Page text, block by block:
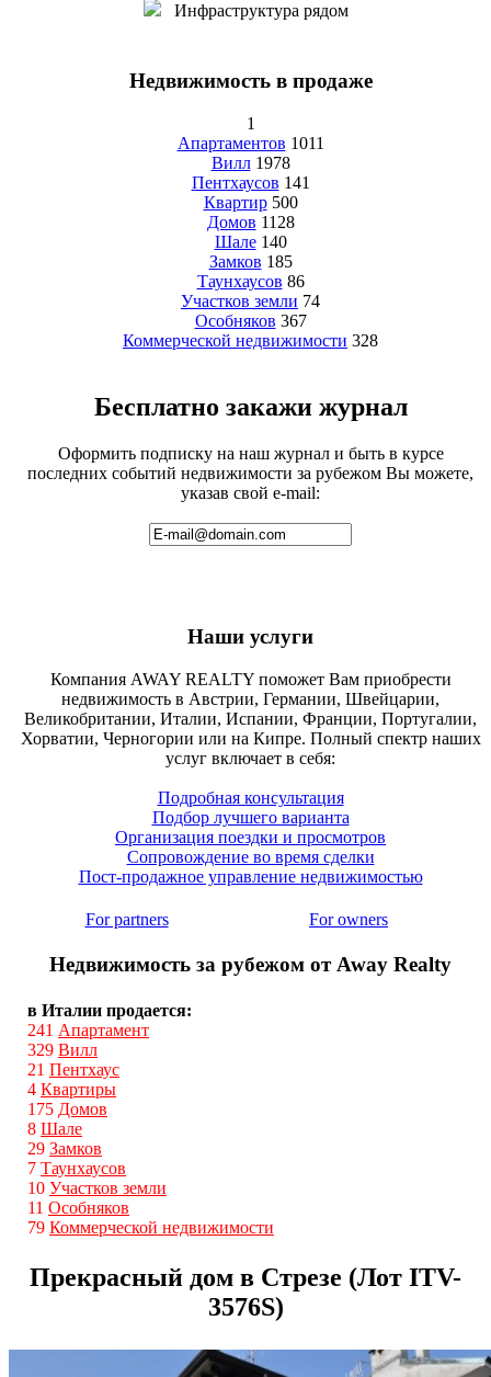
Инфраструктура рядом
Недвижимость в продаже
1
Апартаментов 1011
Вилл 1978
Пентхаусов 141
Квартир 500
Домов 1128
Шале 140
Замков 185
Таунхаусов 86
Участков земли 74
Особняков 367
Коммерческой недвижимости 328
Бесплатно закажи журнал
Оформить подписку на наш журнал и быть в курсе
последних событий недвижимости за рубежом Вы можете,
указав свой e-mail:
Наши услуги
Компания AWAY REALTY поможет Вам приобрести
недвижимость в Австрии, Германии, Швейцарии,
Великобритании, Италии, Испании, Франции, Португалии,
Хорватии, Черногории или на Кипре. Полный спектр наших
услуг включает в себя:
Подробная консультация
Подбор лучшего варианта
Организация поездки и просмотров
Сопровождение во время сделки
Пост-продажное управление недвижимостью
For partners For owners
Недвижимость за рубежом от Away Realty
в Италии продается:
241 Апартамент
329 Вилл
21 Пентхаус
4 Квартиры
175 Домов
8 Шале
29 Замков
7 Таунхаусов
10 Участков земли
11 Особняков
79 Коммерческой недвижимости
Прекрасный дом в Стрезе (Лот ITV-
3576S)